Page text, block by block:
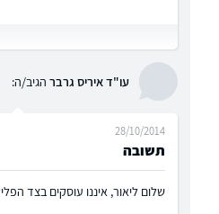
עו"ד איריס גרבר הגיב/ה:
תשובה
28/10/2014
שלום ליאור, איננו עוסקים בצד